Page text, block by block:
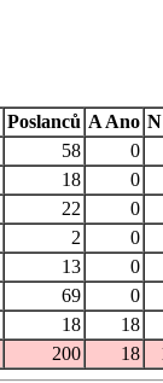
Poslanců A Ano N
58
0
18
0
22
0
2
0
13
0
69
0
18
18
200 18